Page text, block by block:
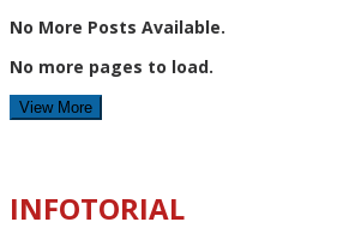
No More Posts Available.
No more pages to load.
View More
INFOTORIAL